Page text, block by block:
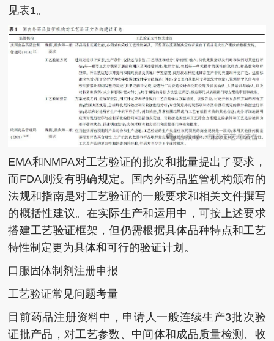
见表1。
EMA和NMPA对工艺验证的批次和批量提出了要求，
而FDA则没有明确规定。国内外药品监管机构颁布的
法规和指南是对工艺验证的一般要求和相关文件撰写
的概括性建议。在实际生产和运用中，可按上述要求
搭建工艺验证框架，但仍需根据具体品种特点和工艺
特性制定更为具体和可行的验证计划。
口服固体制剂注册申报
工艺验证常见问题考量
目前药品注册资料中，申请人一般连续生产3批次验
证批产品，对工艺参数、中间体和成品质量检测、收